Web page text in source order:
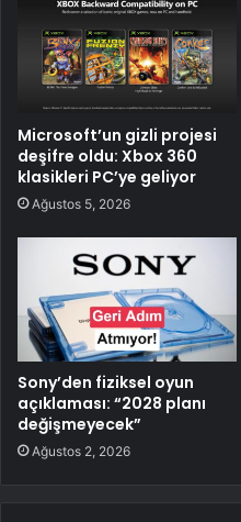
Microsoft’un gizli projesi
deşifre oldu: Xbox 360
klasikleri PC’ye geliyor
Ağustos 5, 2026
Sony’den fiziksel oyun
açıklaması: “2028 planı
değişmeyecek”
Ağustos 2, 2026